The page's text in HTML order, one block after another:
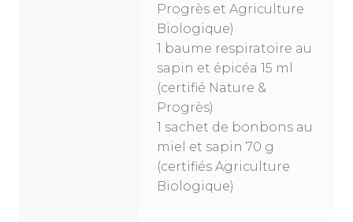
Progrès et Agriculture
Biologique)
1 baume respiratoire au
sapin et épicéa 15 ml
(certifié Nature &
Progrès)
1 sachet de bonbons au
miel et sapin 70 g
(certifiés Agriculture
Biologique)